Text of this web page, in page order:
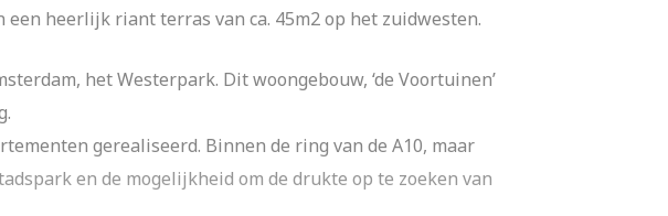
heerlijk riant terras van ca. 45m2 op het zuidwesten.
het Westerpark. Dit woongebouw, ‘de Voortuinen’
gerealiseerd. Binnen de ring van de A10, maar
en de mogelijkheid om de drukte op te zoeken van